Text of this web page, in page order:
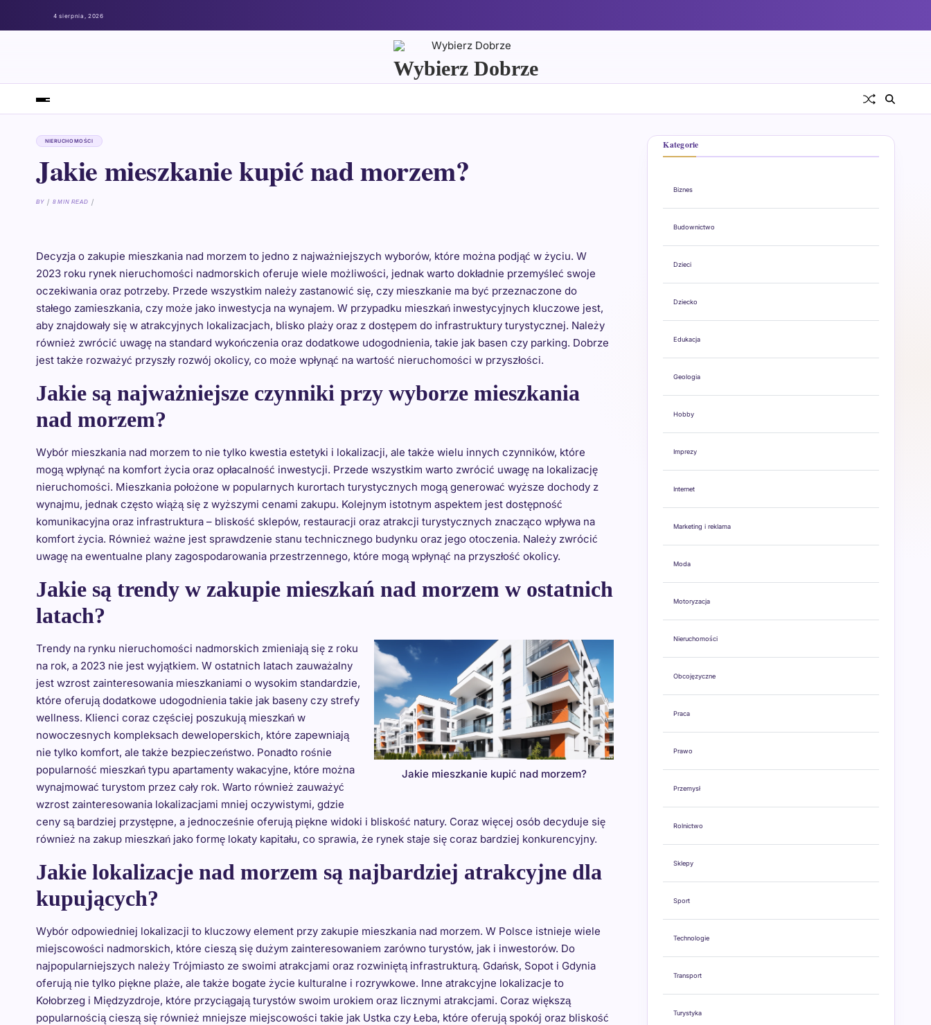
4 sierpnia, 2026
Wybierz Dobrze
NIERUCHOMOŚCI
Jakie mieszkanie kupić nad morzem?
BY 8 MIN READ
Decyzja o zakupie mieszkania nad morzem to jedno z najważniejszych wyborów, które można podjąć w życiu. W
2023 roku rynek nieruchomości nadmorskich oferuje wiele możliwości, jednak warto dokładnie przemyśleć swoje
oczekiwania oraz potrzeby. Przede wszystkim należy zastanowić się, czy mieszkanie ma być przeznaczone do
stałego zamieszkania, czy może jako inwestycja na wynajem. W przypadku mieszkań inwestycyjnych kluczowe jest,
aby znajdowały się w atrakcyjnych lokalizacjach, blisko plaży oraz z dostępem do infrastruktury turystycznej. Należy
również zwrócić uwagę na standard wykończenia oraz dodatkowe udogodnienia, takie jak basen czy parking. Dobrze
jest także rozważyć przyszły rozwój okolicy, co może wpłynąć na wartość nieruchomości w przyszłości.
Jakie są najważniejsze czynniki przy wyborze mieszkania
nad morzem?
Wybór mieszkania nad morzem to nie tylko kwestia estetyki i lokalizacji, ale także wielu innych czynników, które
mogą wpłynąć na komfort życia oraz opłacalność inwestycji. Przede wszystkim warto zwrócić uwagę na lokalizację
nieruchomości. Mieszkania położone w popularnych kurortach turystycznych mogą generować wyższe dochody z
wynajmu, jednak często wiążą się z wyższymi cenami zakupu. Kolejnym istotnym aspektem jest dostępność
komunikacyjna oraz infrastruktura – bliskość sklepów, restauracji oraz atrakcji turystycznych znacząco wpływa na
komfort życia. Również ważne jest sprawdzenie stanu technicznego budynku oraz jego otoczenia. Należy zwrócić
uwagę na ewentualne plany zagospodarowania przestrzennego, które mogą wpłynąć na przyszłość okolicy.
Jakie są trendy w zakupie mieszkań nad morzem w ostatnich
latach?
Jakie mieszkanie kupić nad morzem?
Trendy na rynku nieruchomości nadmorskich zmieniają się z roku
na rok, a 2023 nie jest wyjątkiem. W ostatnich latach zauważalny
jest wzrost zainteresowania mieszkaniami o wysokim standardzie,
które oferują dodatkowe udogodnienia takie jak baseny czy strefy
wellness. Klienci coraz częściej poszukują mieszkań w
nowoczesnych kompleksach deweloperskich, które zapewniają
nie tylko komfort, ale także bezpieczeństwo. Ponadto rośnie
popularność mieszkań typu apartamenty wakacyjne, które można
wynajmować turystom przez cały rok. Warto również zauważyć
wzrost zainteresowania lokalizacjami mniej oczywistymi, gdzie
ceny są bardziej przystępne, a jednocześnie oferują piękne widoki i bliskość natury. Coraz więcej osób decyduje się
również na zakup mieszkań jako formę lokaty kapitału, co sprawia, że rynek staje się coraz bardziej konkurencyjny.
Jakie lokalizacje nad morzem są najbardziej atrakcyjne dla
kupujących?
Wybór odpowiedniej lokalizacji to kluczowy element przy zakupie mieszkania nad morzem. W Polsce istnieje wiele
miejscowości nadmorskich, które cieszą się dużym zainteresowaniem zarówno turystów, jak i inwestorów. Do
najpopularniejszych należy Trójmiasto ze swoimi atrakcjami oraz rozwiniętą infrastrukturą. Gdańsk, Sopot i Gdynia
oferują nie tylko piękne plaże, ale także bogate życie kulturalne i rozrywkowe. Inne atrakcyjne lokalizacje to
Kołobrzeg i Międzyzdroje, które przyciągają turystów swoim urokiem oraz licznymi atrakcjami. Coraz większą
popularnością cieszą się również mniejsze miejscowości takie jak Ustka czy Łeba, które oferują spokój oraz bliskość
Kategorie
Biznes
Budownictwo
Dzieci
Dziecko
Edukacja
Geologia
Hobby
Imprezy
Internet
Marketing i reklama
Moda
Motoryzacja
Nieruchomości
Obcojęzyczne
Praca
Prawo
Przemysł
Rolnictwo
Sklepy
Sport
Technologie
Transport
Turystyka